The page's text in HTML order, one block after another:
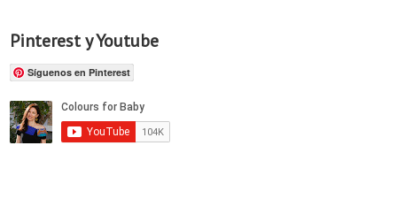
Pinterest y Youtube
Síguenos en Pinterest